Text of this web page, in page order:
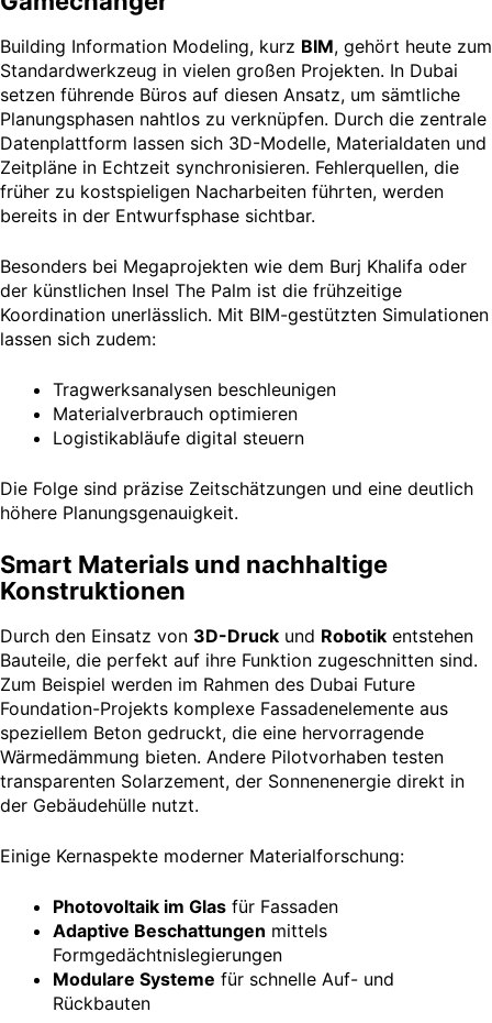
Building Information Modeling, kurz BIM, gehört heute zum
Standardwerkzeug in vielen großen Projekten. In Dubai
setzen führende Büros auf diesen Ansatz, um sämtliche
Planungsphasen nahtlos zu verknüpfen. Durch die zentrale
Datenplattform lassen sich 3D-Modelle, Materialdaten und
Zeitpläne in Echtzeit synchronisieren. Fehlerquellen, die
früher zu kostspieligen Nacharbeiten führten, werden
bereits in der Entwurfsphase sichtbar.
Besonders bei Megaprojekten wie dem Burj Khalifa oder
der künstlichen Insel The Palm ist die frühzeitige
Koordination unerlässlich. Mit BIM-gestützten Simulationen
lassen sich zudem:
Tragwerksanalysen beschleunigen
Materialverbrauch optimieren
Logistikabläufe digital steuern
Die Folge sind präzise Zeitschätzungen und eine deutlich
höhere Planungsgenauigkeit.
Smart Materials und nachhaltige
Konstruktionen
Durch den Einsatz von 3D-Druck und Robotik entstehen
Bauteile, die perfekt auf ihre Funktion zugeschnitten sind.
Zum Beispiel werden im Rahmen des Dubai Future
Foundation-Projekts komplexe Fassadenelemente aus
speziellem Beton gedruckt, die eine hervorragende
Wärmedämmung bieten. Andere Pilotvorhaben testen
transparenten Solarzement, der Sonnenenergie direkt in
der Gebäudehülle nutzt.
Einige Kernaspekte moderner Materialforschung:
Photovoltaik im Glas für Fassaden
Adaptive Beschattungen mittels
Formgedächtnislegierungen
Modulare Systeme für schnelle Auf- und
Rückbauten